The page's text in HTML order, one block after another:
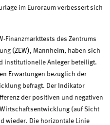
im Euroraum verbessert sich
Finanzmarkttests des Zentrums
(ZEW), Mannheim, haben sich
institutionelle Anleger beteiligt.
Erwartungen bezüglich der
befragt. Der Indikator
der positiven und negativen
(auf Sicht
wieder. Die horizontale Linie